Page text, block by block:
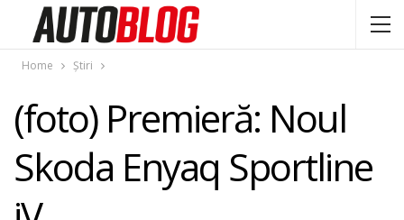
Home Știri
(foto) Premieră: Noul
Skoda Enyaq Sportline